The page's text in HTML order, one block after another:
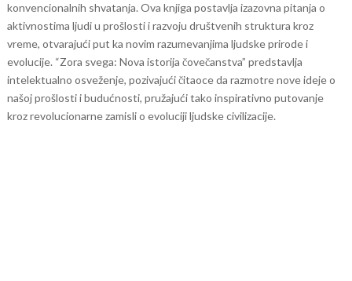
konvencionalnih shvatanja. Ova knjiga postavlja izazovna pitanja o
aktivnostima ljudi u prošlosti i razvoju društvenih struktura kroz
vreme, otvarajući put ka novim razumevanjima ljudske prirode i
evolucije. “Zora svega: Nova istorija čovečanstva” predstavlja
intelektualno osveženje, pozivajući čitaoce da razmotre nove ideje o
našoj prošlosti i budućnosti, pružajući tako inspirativno putovanje
kroz revolucionarne zamisli o evoluciji ljudske civilizacije.